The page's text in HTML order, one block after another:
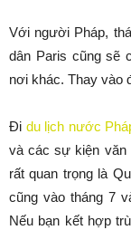
Với người Pháp,
dân Paris cũng sẽ
nơi khác. Thay vào
Đi du lịch nước
và các sự kiện văn
rất quan trọng là
cũng vào tháng 7
Nếu bạn kết hợp